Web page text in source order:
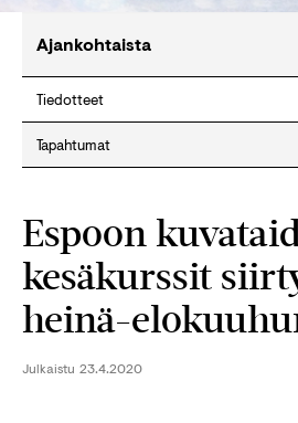
Ajankohtaista
Tiedotteet
Tapahtumat
Espoon
kesäkurssit
heinä-
Julkaistu 23.4.2020